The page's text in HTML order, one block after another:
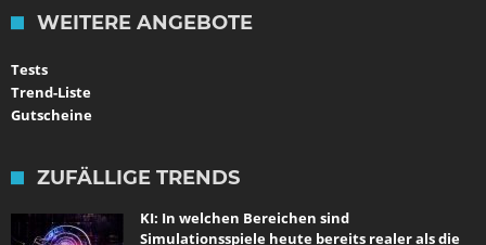
WEITERE ANGEBOTE
Tests
Trend-Liste
Gutscheine
ZUFÄLLIGE TRENDS
KI: In welchen Bereichen sind
Simulationsspiele heute bereits realer als die